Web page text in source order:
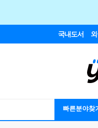
국내도서
빠른분야찾